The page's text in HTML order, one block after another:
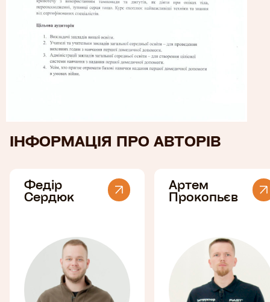
ІНФОРМАЦІЯ ПРО АВТОРІВ
Федір
Сердюк
Артем
Прокопьєв